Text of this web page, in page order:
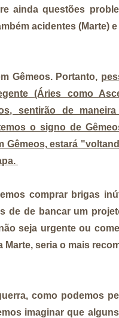
ainda questões
acidentes (Marte)
Gêmeos. Portanto,
(Áries como
sentirão de
o signo de
Gêmeos, estará
comprar brigas
de de bancar um
seja urgente ou
Marte, seria o mais
como podemos
imaginar que